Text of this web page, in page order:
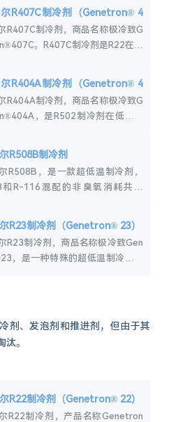
R407C制冷剂（Genetron® 4
R407C制冷剂，商品名称极冷致G
。R407C制冷剂是R22在各
R404A制冷剂（Genetron® 4
R404A制冷剂，商品名称极冷致G
，是R502制冷剂在低温和
R508B制冷剂
R508B，是一款超低温制冷剂，
和R-116混配的非臭氧消耗共沸
R23制冷剂（Genetron® 23）
R23制冷剂，商品名称极冷致Gen
，是一种特殊的超低温制冷剂，
剂、发泡剂和推进剂，但由于其
。
R22制冷剂（Genetron® 22）
R22制冷剂，产品名称Genetron